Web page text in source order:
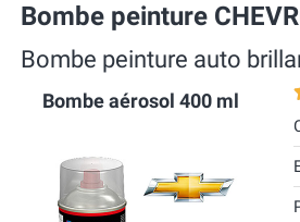
Bombe peinture
Bombe peinture auto
Bombe aérosol 400 ml